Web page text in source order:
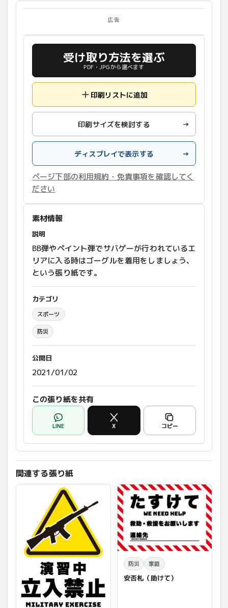
広告
受け取り方法を選ぶ
PDF・JPGから選べます
印刷リストに追加
印刷サイズを検討する →
ディスプレイで表示する →
ページ下部の利用規約・免責事項を確認してく
ださい
素材情報
説明
BB弾やペイント弾でサバゲーが行われているエ
リアに入る時はゴーグルを着用をしましょう、
という張り紙です。
カテゴリ
スポーツ
防災
公開日
2021/01/02
この張り紙を共有
LINE X コピー
関連する張り紙
防災 家庭
安否札（助けて）